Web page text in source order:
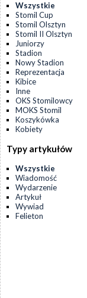
Wszystkie
Stomil Cup
Stomil Olsztyn
Stomil II Olsztyn
Juniorzy
Stadion
Nowy Stadion
Reprezentacja
Kibice
Inne
OKS Stomilowcy
MOKS Stomil
Koszykówka
Kobiety
Typy artykułów
Wszystkie
Wiadomość
Wydarzenie
Artykuł
Wywiad
Felieton